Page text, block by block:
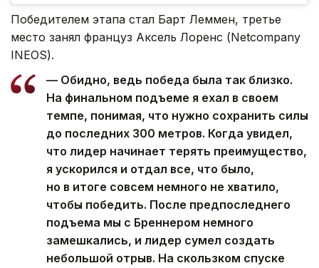
Победителем этапа стал Барт Леммен, третье
место занял француз Аксель Лоренс (Netcompany
INEOS).
— Обидно, ведь победа была так близко.
На финальном подъеме я ехал в своем
темпе, понимая, что нужно сохранить силы
до последних 300 метров. Когда увидел,
что лидер начинает терять преимущество,
я ускорился и отдал все, что было,
но в итоге совсем немного не хватило,
чтобы победить. После предпоследнего
подъема мы с Бреннером немного
замешкались, и лидер сумел создать
небольшой отрыв. На скользком спуске